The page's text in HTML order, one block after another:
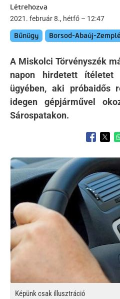
Létrehozva
2021. február 8., hétfő – 12:47
Bűnügy Borsod-Abaúj-
A Miskolci Törvényszék
napon hirdetett
ügyében, aki próbaidős
idegen gépjárművel
Sárospatakon.
Opens
Kép
Képünk csak illusztráció